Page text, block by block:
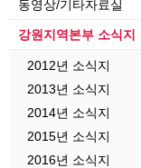
동영상/기타자료실
강원지역본부 소식지
2012년 소식지
2013년 소식지
2014년 소식지
2015년 소식지
2016년 소식지